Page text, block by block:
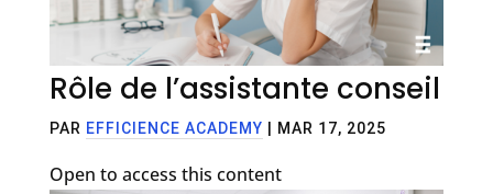
Rôle de l’assistante conseil
PAR EFFICIENCE ACADEMY MAR 17, 2025
Open to access this content